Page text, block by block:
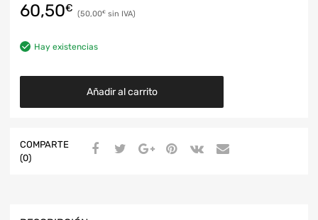
60,50€ 50,00€
Hay existencias
Añadir al carrito
COMPARTE
(0)